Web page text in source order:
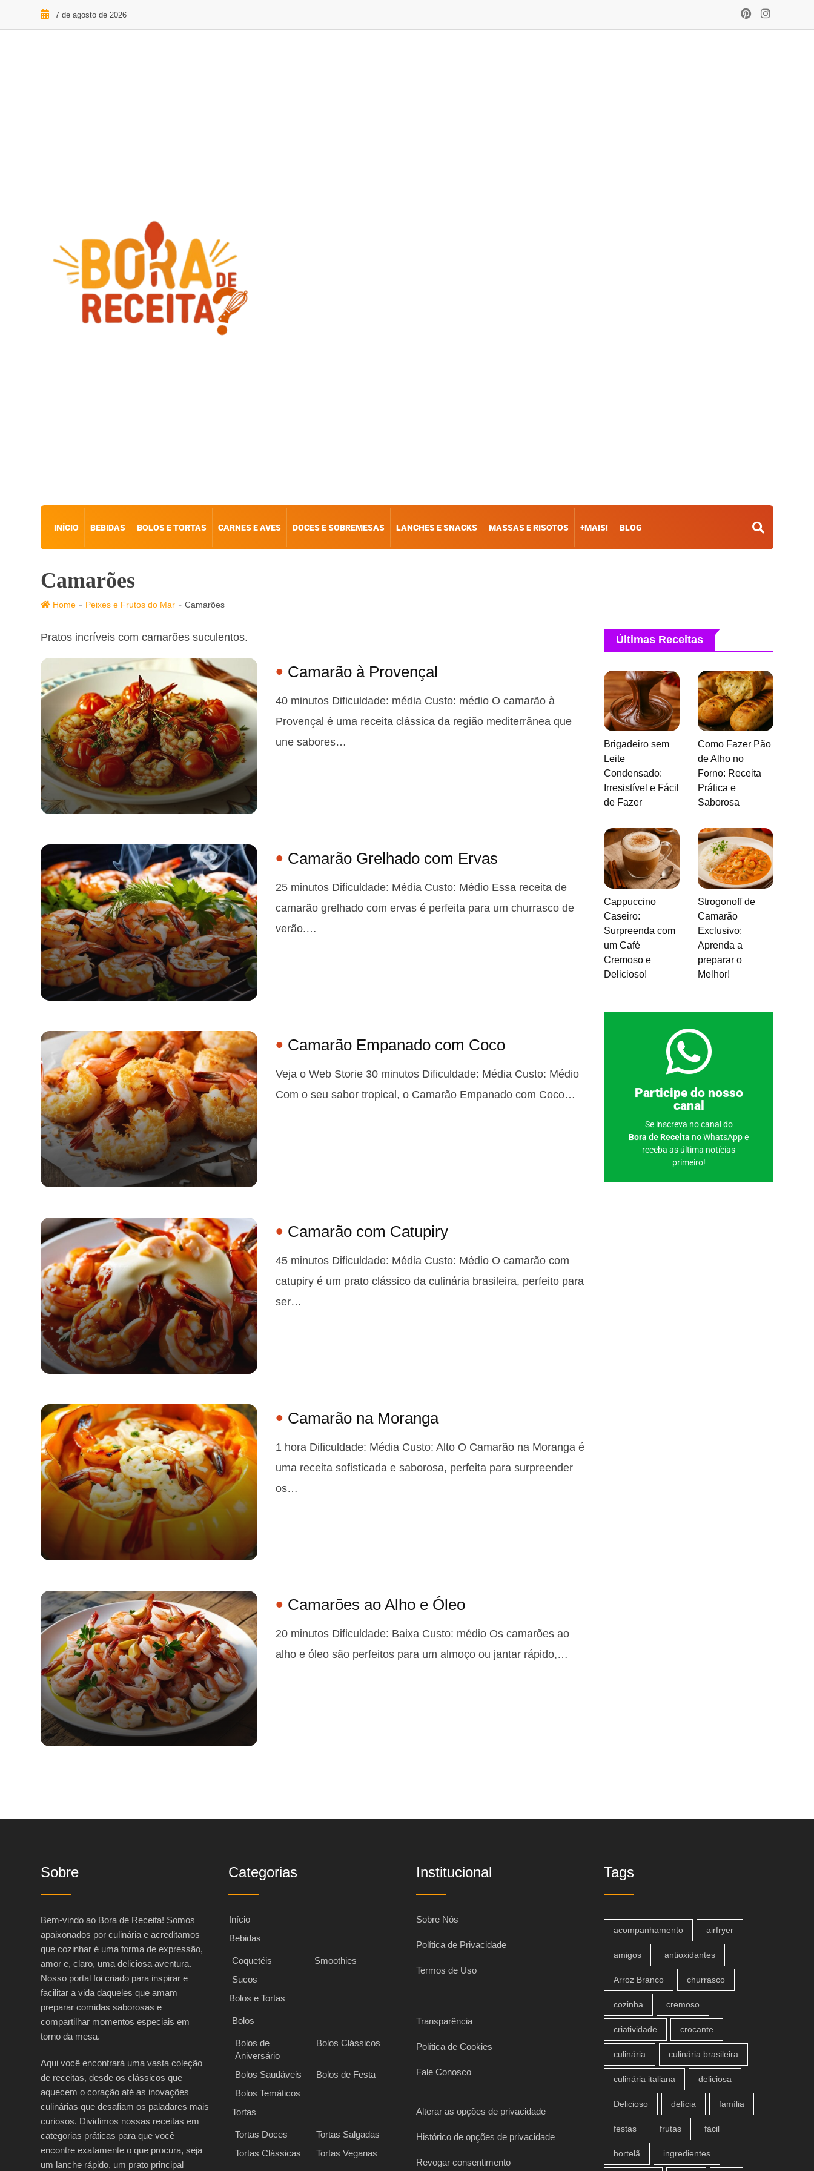
7 de agosto de 2026
INÍCIO BEBIDAS BOLOS E TORTAS CARNES E AVES DOCES E SOBREMESAS LANCHES E SNACKS MASSAS E RISOTOS +MAIS! BLOG
Camarões
Home - Peixes e Frutos do Mar - Camarões
Pratos incríveis com camarões suculentos.
Camarão à Provençal
40 minutos Dificuldade: média Custo: médio O camarão à
Provençal é uma receita clássica da região mediterrânea que
une sabores…
Camarão Grelhado com Ervas
25 minutos Dificuldade: Média Custo: Médio Essa receita de
camarão grelhado com ervas é perfeita para um churrasco de
verão.…
Camarão Empanado com Coco
Veja o Web Storie 30 minutos Dificuldade: Média Custo: Médio
Com o seu sabor tropical, o Camarão Empanado com Coco…
Camarão com Catupiry
45 minutos Dificuldade: Média Custo: Médio O camarão com
catupiry é um prato clássico da culinária brasileira, perfeito para
ser…
Camarão na Moranga
1 hora Dificuldade: Média Custo: Alto O Camarão na Moranga é
uma receita sofisticada e saborosa, perfeita para surpreender
os…
Camarões ao Alho e Óleo
20 minutos Dificuldade: Baixa Custo: médio Os camarões ao
alho e óleo são perfeitos para um almoço ou jantar rápido,…
Últimas Receitas
Brigadeiro sem
Leite
Condensado:
Irresistível e Fácil
de Fazer
Como Fazer Pão
de Alho no
Forno: Receita
Prática e
Saborosa
Cappuccino
Caseiro:
Surpreenda com
um Café
Cremoso e
Delicioso!
Strogonoff de
Camarão
Exclusivo:
Aprenda a
preparar o
Melhor!
Participe do nosso
canal
Se inscreva no canal do
Bora de Receita no WhatsApp e
receba as última notícias
primeiro!
Clique aqui
Sobre
Bem-vindo ao Bora de Receita! Somos
apaixonados por culinária e acreditamos
que cozinhar é uma forma de expressão,
amor e, claro, uma deliciosa aventura.
Nosso portal foi criado para inspirar e
facilitar a vida daqueles que amam
preparar comidas saborosas e
compartilhar momentos especiais em
torno da mesa.
Aqui você encontrará uma vasta coleção
de receitas, desde os clássicos que
aquecem o coração até as inovações
culinárias que desafiam os paladares mais
curiosos. Dividimos nossas receitas em
categorias práticas para que você
encontre exatamente o que procura, seja
um lanche rápido, um prato principal
Categorias
Início
Bebidas
Coquetéis
Smoothies
Sucos
Bolos e Tortas
Bolos
Bolos de
Aniversário
Bolos Clássicos
Bolos Saudáveis
Bolos de Festa
Bolos Temáticos
Tortas
Tortas Doces
Tortas Salgadas
Tortas Clássicas
Tortas Veganas
Institucional
Sobre Nós
Política de Privacidade
Termos de Uso
Transparência
Política de Cookies
Fale Conosco
Alterar as opções de privacidade
Histórico de opções de privacidade
Revogar consentimento
Tags
acompanhamento airfryer
amigos antioxidantes
Arroz Branco churrasco
cozinha cremoso
criatividade crocante
culinária culinária brasileira
culinária italiana deliciosa
Delicioso delícia família
festas frutas fácil
hortelã ingredientes